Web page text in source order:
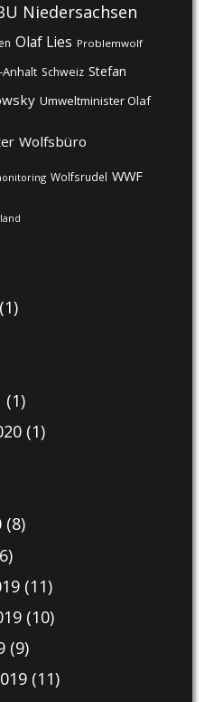
Niedersachsen
Olaf Lies Problemwolf
Schweiz Stefan
Umweltminister Olaf
Wolfsbüro
Wolfsrudel WWF
(1)
(1)
(1)
(8)
(11)
(10)
(9)
(11)